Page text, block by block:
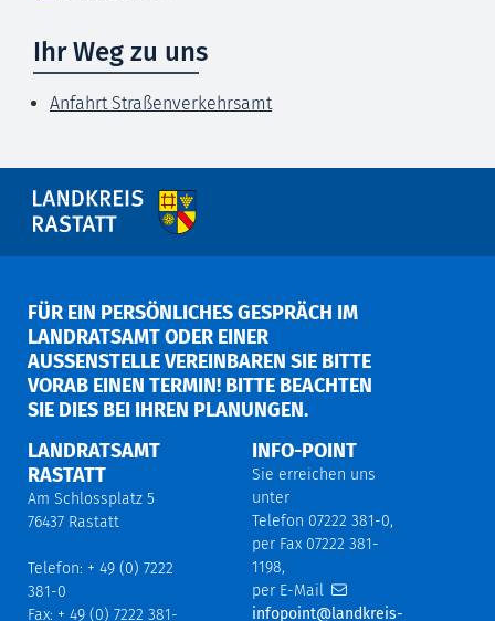
Ihr Weg zu uns
Anfahrt Straßenverkehrsamt
FÜR EIN PERSÖNLICHES GESPRÄCH IM
LANDRATSAMT ODER EINER
AUSSENSTELLE VEREINBAREN SIE BITTE V
ORAB EINEN TERMIN! BITTE BEACHTEN S
IE DIES BEI IHREN PLANUNGEN.
LANDRATSAMT
RASTATT
Am Schlossplatz 5
76437 Rastatt
Telefon: + 49 (0) 7222
381-0
Fax: + 49 (0) 7222 381-
INFO-POINT
Sie erreichen uns
unter
Telefon 07222 381-0,
per Fax 07222 381-
1198,
per E-Mail
infopoint@landkreis-